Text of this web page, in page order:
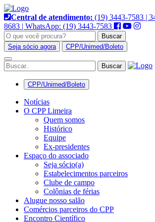
Pular
para
o
conteúdo
Central de atendimento: (19) 3443-7583 |
8683 | WhatsApp: (19) 3443-7583
Buscar
Seja sócio agora
CPP/Unimed/Boleto
Alternar
navegação
CPP/Unimed/Boleto
Notícias
O CPP Limeira
Quem somos
Histórico
Equipe
Ex-presidentes
Espaço do associado
Seja sócio(a)
Estabelecimentos parceiros
Clube de campo
Colônias de férias
Alugue nosso salão
Comércios parceiros do CPP
Encontro Científico